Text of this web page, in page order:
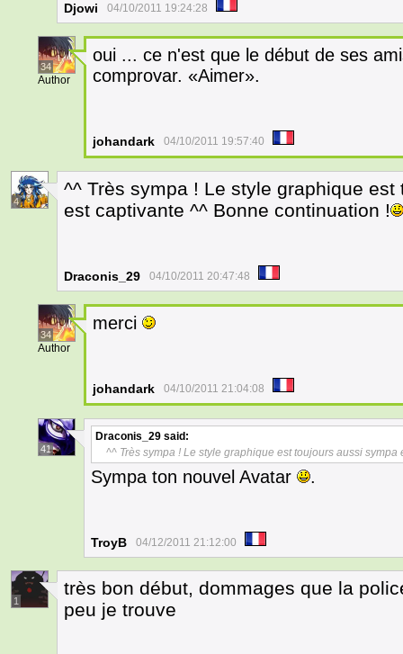
Djowi 04/10/2011 19:24:28
34
Author
oui ... ce n'est que le début de ses
comprovar. «Aimer».
johandark 04/10/2011 19:57:40
4
^^ Très sympa ! Le style graphique
est captivante ^^ Bonne continuation !
Draconis_29 04/10/2011 20:47:48
34
Author
merci
johandark 04/10/2011 21:04:08
41
Draconis_29 said:
^^ Très sympa ! Le style graphique est toujours aussi
Sympa ton nouvel Avatar .
TroyB 04/12/2011 21:12:00
1
très bon début, dommages que la
peu je trouve